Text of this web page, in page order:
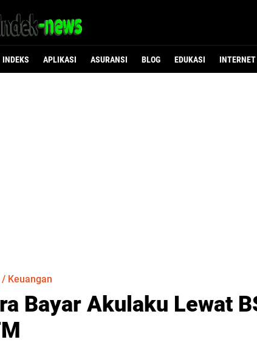
INDEKS APLIKASI ASURANSI BLOG EDUKASI INTERNET
/ Keuangan
Bayar Akulaku Lewat